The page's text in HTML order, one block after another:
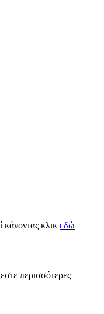
κάνοντας κλικ εδώ
περισσότερες